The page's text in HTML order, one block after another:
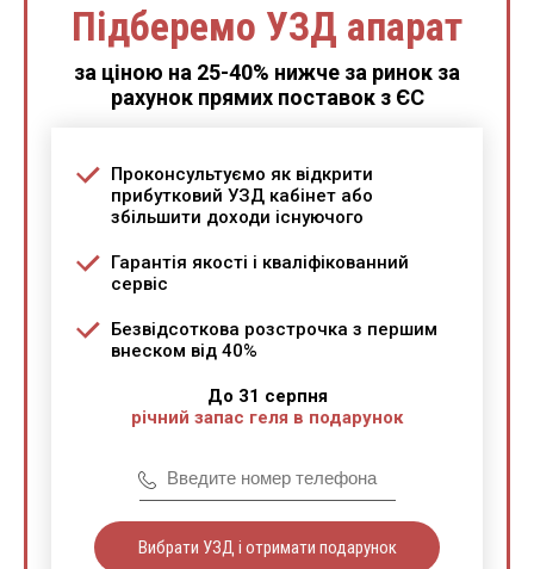
Підберемо УЗД апарат
за ціною на 25-40% нижче за ринок за
рахунок прямих поставок з ЄС
Проконсультуємо як відкрити
прибутковий УЗД кабінет або
збільшити доходи існуючого
Гарантія якості і кваліфікованний
сервіс
Безвідсоткова розстрочка з першим
внеском від 40%
До 31 серпня
річний запас геля в подарунок
Вибрати УЗД і отримати подарунок